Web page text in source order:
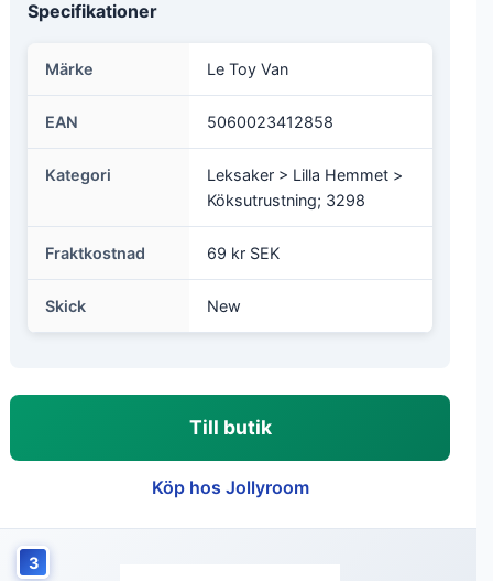
Specifikationer
Märke Le Toy Van
EAN 5060023412858
Kategori
Leksaker > Lilla Hemmet >
Köksutrustning; 3298
Fraktkostnad 69 kr SEK
Skick New
Till butik
Köp hos Jollyroom
3